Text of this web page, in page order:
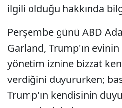
ilgili olduğu hakkında
Perşembe günü ABD
Garland, Trump'ın evinin
yönetim iznine bizzat
verdiğini duyururken;
Trump'ın kendisinin